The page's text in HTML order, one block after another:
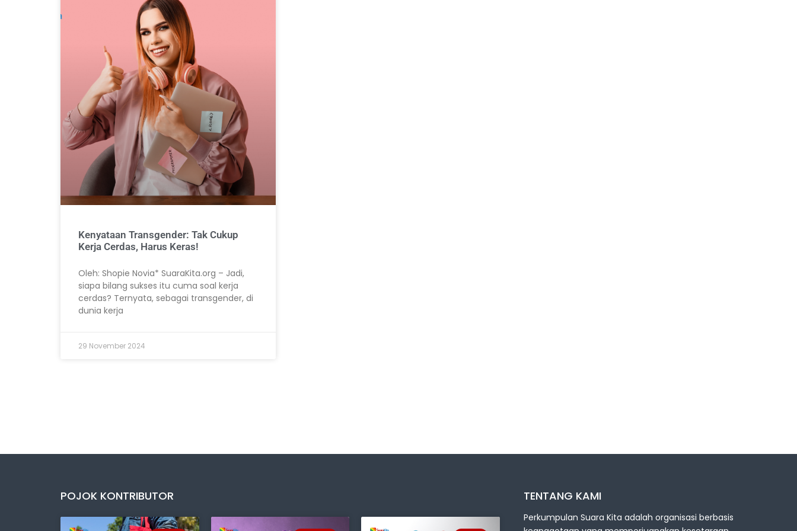
Kenyataan Transgender: Tak Cukup
Kerja Cerdas, Harus Keras!
Oleh: Shopie Novia* SuaraKita.org – Jadi,
siapa bilang sukses itu cuma soal kerja
cerdas? Ternyata, sebagai transgender, di
dunia kerja
29 November 2024
POJOK KONTRIBUTOR TENTANG KAMI
Perkumpulan Suara Kita adalah organisasi berbasis